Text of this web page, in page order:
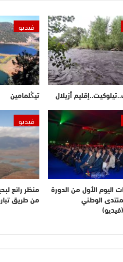
أزيلال
فيديو
تيڭلمامين
اليوم الأول من الدورة
الوطني
فيديو
منظر رائع
من طريق